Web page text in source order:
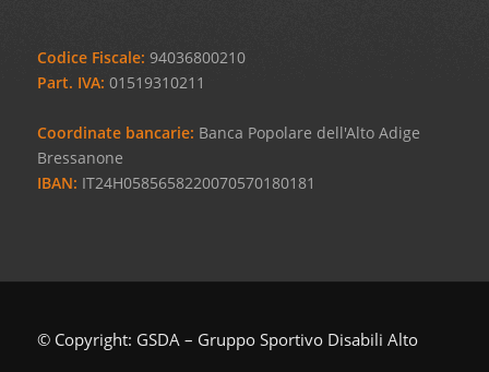
Codice Fiscale: 94036800210
Part. IVA: 01519310211
Coordinate bancarie: Banca Popolare dell'Alto Adige
Bressanone
IBAN: IT24H0585658220070570180181
© Copyright: GSDA – Gruppo Sportivo Disabili Alto